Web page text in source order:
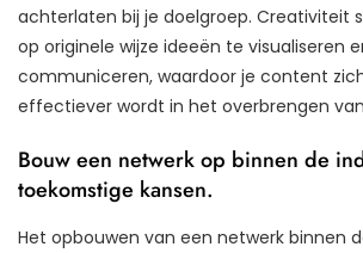
achterlaten bij je doelgroep. Creativiteit
op originele wijze ideeën te visualiseren
communiceren, waardoor je content
effectiever wordt in het overbrengen
Bouw een netwerk op binnen de
toekomstige kansen.
Het opbouwen van een netwerk binnen